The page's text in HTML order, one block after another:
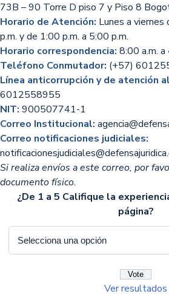
73B – 90 Torre D piso 7 y Piso 8
Horario de Atención: Lunes a
p.m. y de 1:00 p.m. a 5:00 p.m.
Horario correspondencia: 8:00 a.m. a
Teléfono Conmutador: (+57)
Línea anticorrupción y de atención
6012558955
NIT: 900507741-1
Correo Institucional:
Correo notificaciones judiciales:
Si realiza envíos a este correo, por
documento físico.
¿De 1 a 5 Califique la
página?
Ver resultados